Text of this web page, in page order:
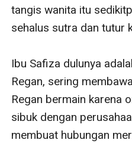
tangis wanita itu
sehalus sutra dan tutur
Ibu Safiza dulunya
Regan, sering
Regan bermain karena
sibuk dengan
membuat hubungan